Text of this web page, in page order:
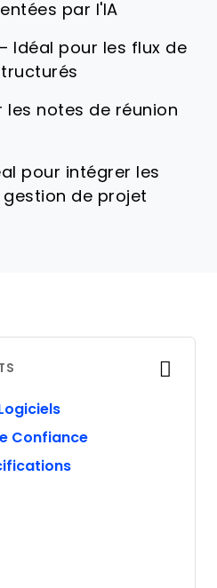
par l'IA
Idéal pour les flux de
les notes de réunion
pour intégrer les
de projet
Confiance